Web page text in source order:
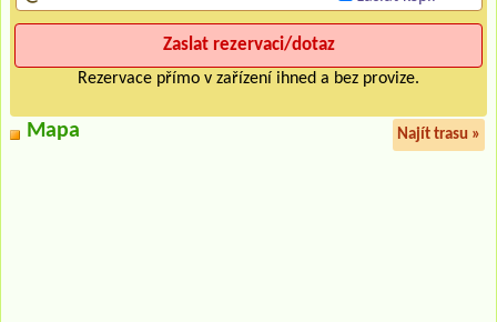
Rezervace přímo v zařízení ihned a bez provize.
Mapa Najít trasu »